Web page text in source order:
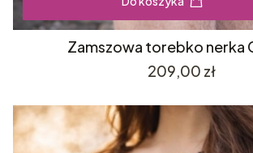
Zamszowa torebko nerka
Cena
209,00 zł